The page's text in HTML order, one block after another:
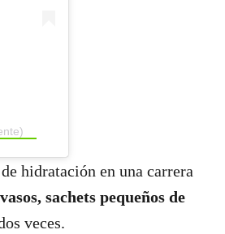
hidratación en una carrera
sachets pequeños de
veces.